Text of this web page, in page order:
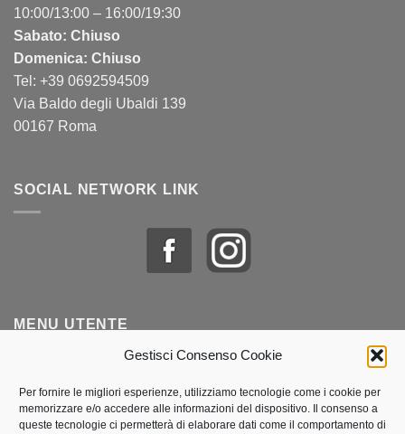
Gestisci Consenso Cookie
Per fornire le migliori esperienze, utilizziamo tecnologie come i cookie per
memorizzare e/o accedere alle informazioni del dispositivo. Il consenso a
queste tecnologie ci permetterà di elaborare dati come il comportamento di
10:00/13:00 – 16:00/19:30
Sabato: Chiuso
Domenica: Chiuso
Tel: +39 0692594509
Via Baldo degli Ubaldi 139
00167 Roma
SOCIAL NETWORK LINK
MENU UTENTE
Lista dei desideri